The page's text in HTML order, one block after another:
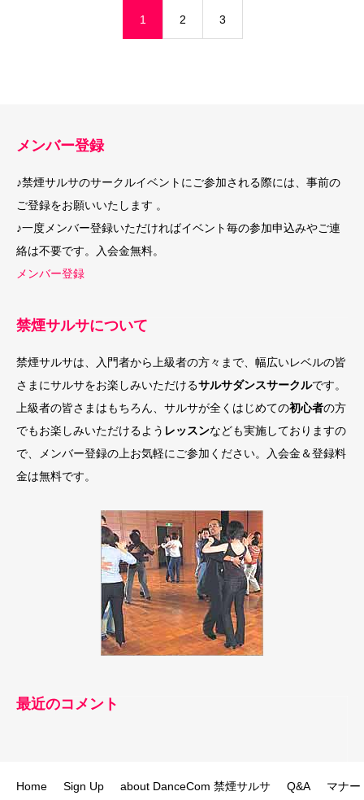
1 2 3
メンバー登録
♪禁煙サルサのサークルイベントにご参加される際には、事前の
ご登録をお願いいたします 。
♪一度メンバー登録いただければイベント毎の参加申込みやご連
絡は不要です。入会金無料。
メンバー登録
禁煙サルサについて
禁煙サルサは、入門者から上級者の方々まで、幅広いレベルの皆
さまにサルサをお楽しみいただけるサルサダンスサークルです。
上級者の皆さまはもちろん、サルサが全くはじめての初心者の方
でもお楽しみいただけるよう レッスンなども実施しておりますの
で、メンバー登録の上お気軽にご参加ください。入会金＆登録料
金は無料です。
最近のコメント
Home Sign Up about DanceCom 禁煙サルサ Q&A マナー